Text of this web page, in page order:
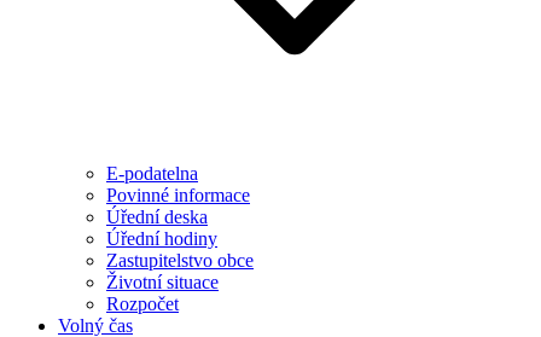
E-podatelna
Povinné informace
Úřední deska
Úřední hodiny
Zastupitelstvo obce
Životní situace
Rozpočet
Volný čas